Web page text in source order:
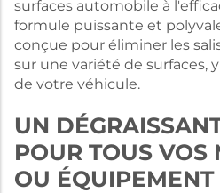
surfaces automobile à
formule puissante et
conçue pour éliminer les
sur une variété de surfaces,
de votre véhicule.
UN
POUR TOUS VOS
OU ÉQUIPEMENT